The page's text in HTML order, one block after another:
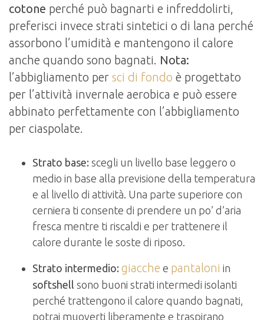
cotone perché può bagnarti e infreddolirti,
preferisci invece strati sintetici o di lana perché
assorbono l’umidità e mantengono il calore
anche quando sono bagnati. Nota:
l’abbigliamento per sci di fondo è progettato
per l’attività invernale aerobica e può essere
abbinato perfettamente con l’abbigliamento
per ciaspolate.
Strato base: scegli un livello base leggero o
medio in base alla previsione della temperatura
e al livello di attività. Una parte superiore con
cerniera ti consente di prendere un po’ d’aria
fresca mentre ti riscaldi e per trattenere il
calore durante le soste di riposo.
Strato intermedio: giacche e pantaloni in
softshell sono buoni strati intermedi isolanti
perché trattengono il calore quando bagnati,
potrai muoverti liberamente e traspirano